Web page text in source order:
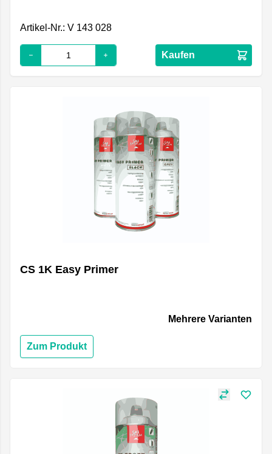
Artikel-Nr.: V 143 028
Kaufen
CS 1K Easy Primer
Mehrere Varianten
Zum Produkt